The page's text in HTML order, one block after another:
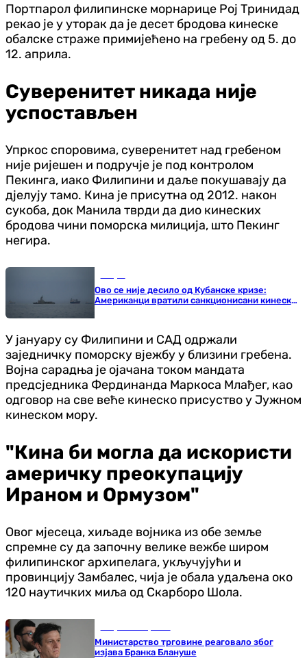
Портпарол филипинске морнарице Рој Тринидад
рекао је у уторак да је десет бродова кинеске
обалске страже примијећено на гребену од 5. до
12. априла.
Суверенитет никада није
успостављен
Упркос споровима, суверенитет над гребеном
није ријешен и подручје је под контролом
Пекинга, иако Филипини и даље покушавају да
дјелују тамо. Кина је присутна од 2012. након
сукоба, док Манила тврди да дио кинеских
бродова чини поморска милиција, што Пекинг
негира.
Ово се није десило од Кубанске кризе:
Американци вратили санкционисани кинески
У јануару су Филипини и САД одржали
заједничку поморску вјежбу у близини гребена.
Војна сарадња је ојачана током мандата
предсједника Фердинанда Маркоса Млађег, као
одговор на све веће кинеско присуство у Јужном
кинеском мору.
"Кина би могла да искористи
америчку преокупацију
Ираном и Ормузом"
Овог мјесеца, хиљаде војника из обе земље
спремне су да започну велике вежбе широм
филипинског архипелага, укључујући и
провинцију Замбалес, чија је обала удаљена око
120 наутичких миља од Скарборо Шола.
Министарство трговине реаговало због
изјава Бранка Блануше